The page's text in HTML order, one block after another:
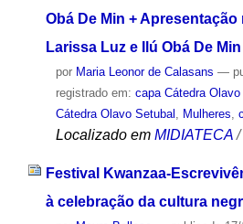
Obá De Min +
Larissa Luz e Ilú Obá De
por Maria Leonor de Calasans —
registrado em: capa Cátedra Olavo
Cátedra Olavo Setubal
Mulheres
Localizado em MIDIATECA /
Festival Kwanzaa-
à celebração da cultura